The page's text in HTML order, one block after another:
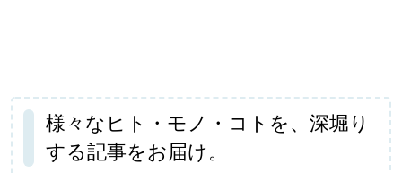
様々なヒト・モノ・コトを、深堀り
する記事をお届け。